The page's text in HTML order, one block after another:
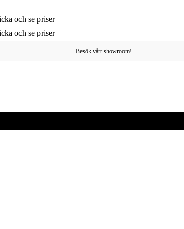
och se priser
och se priser
Besök vårt showroom!